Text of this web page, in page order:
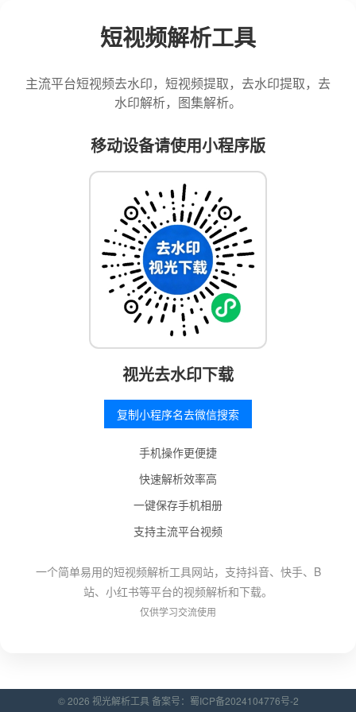
短视频解析工具
主流平台短视频去水印，短视频提取，去水印提取，去
水印解析，图集解析。
移动设备请使用小程序版
视光去水印下载
复制小程序名去微信搜索
手机操作更便捷
快速解析效率高
一键保存手机相册
支持主流平台视频
一个简单易用的短视频解析工具网站，支持抖音、快手、B
站、小红书等平台的视频解析和下载。
仅供学习交流使用
© 2026 视光解析工具 备案号： 蜀ICP备2024104776号-2